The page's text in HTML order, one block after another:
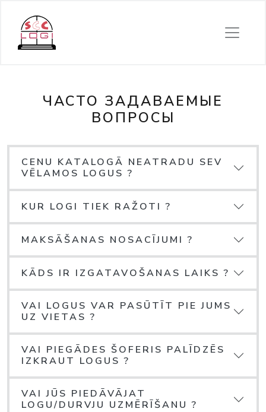
ЧАСТО ЗАДАВАЕМЫЕ
ВОПРОСЫ
CENU KATALOGĀ NEATRADU SEV
VĒLAMOS LOGUS ?
KUR LOGI TIEK RAŽOTI ?
MAKSĀŠANAS NOSACĪJUMI ?
KĀDS IR IZGATAVOŠANAS LAIKS ?
VAI LOGUS VAR PASŪTĪT PIE JUMS
UZ VIETAS ?
VAI PIEGĀDES ŠOFERIS PALĪDZĒS
IZKRAUT LOGUS ?
VAI JŪS PIEDĀVĀJAT
LOGU/DURVJU UZMĒRĪŠANU ?